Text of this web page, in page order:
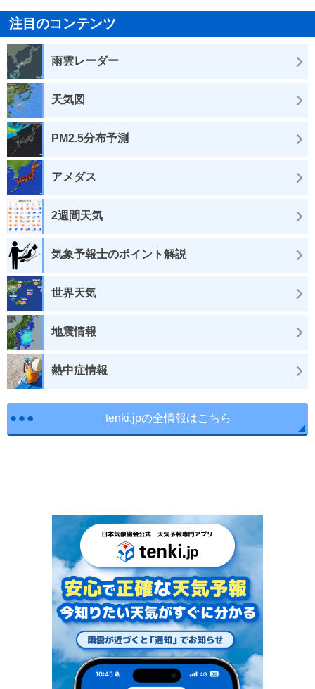
注目のコンテンツ
雨雲レーダー
天気図
PM2.5分布予測
アメダス
2週間天気
気象予報士のポイント解説
世界天気
地震情報
熱中症情報
tenki.jpの全情報はこちら